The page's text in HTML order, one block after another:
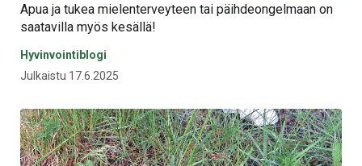
Apua ja tukea mielenterveyteen tai päihdeongelmaan on
saatavilla myös kesällä!
Hyvinvointiblogi
Julkaistu 17.6.2025